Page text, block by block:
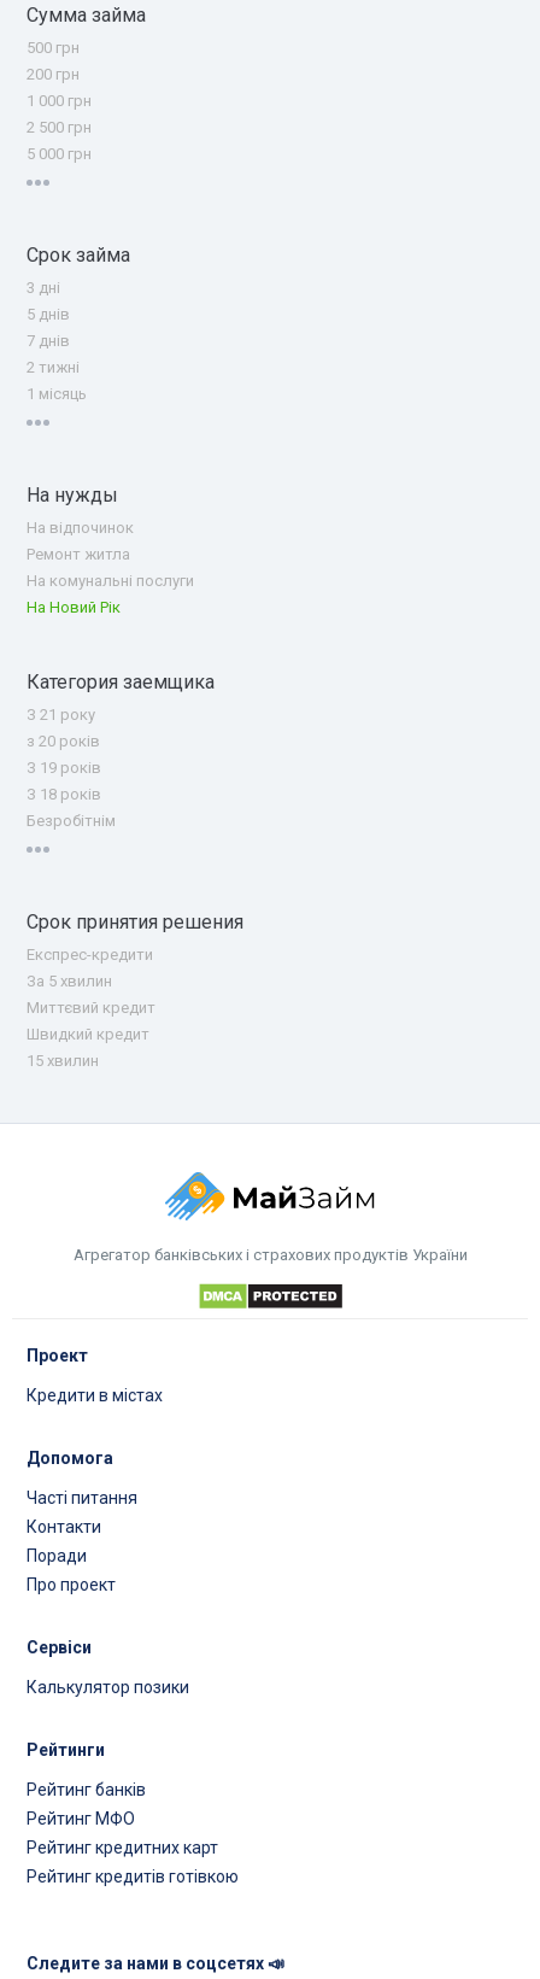
Сумма займа
500 грн
200 грн
1 000 грн
2 500 грн
5 000 грн
Срок займа
3 дні
5 днів
7 днів
2 тижні
1 місяць
На нужды
На відпочинок
Ремонт житла
На комунальні послуги
На Новий Рік
Категория заемщика
З 21 року
з 20 років
З 19 років
З 18 років
Безробітнім
Срок принятия решения
Експрес-кредити
За 5 хвилин
Миттєвий кредит
Швидкий кредит
15 хвилин
Агрегатор банківських і страхових продуктів України
Проект
Кредити в містах
Допомога
Часті питання
Контакти
Поради
Про проект
Сервіси
Калькулятор позики
Рейтинги
Рейтинг банків
Рейтинг МФО
Рейтинг кредитних карт
Рейтинг кредитів готівкою
Следите за нами в соцсетях 📣